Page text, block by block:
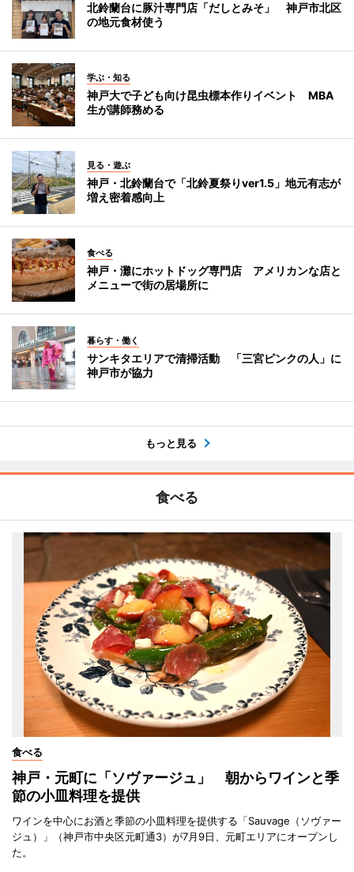
北鈴蘭台に豚汁専門店「だしとみそ」 神戸市北区
の地元食材使う
学ぶ・知る
神戸大で子ども向け昆虫標本作りイベント MBA
生が講師務める
見る・遊ぶ
神戸・北鈴蘭台で「北鈴夏祭りver1.5」地元有志が
増え密着感向上
食べる
神戸・灘にホットドッグ専門店 アメリカンな店と
メニューで街の居場所に
暮らす・働く
サンキタエリアで清掃活動 「三宮ピンクの人」に
神戸市が協力
もっと見る
食べる
食べる
神戸・元町に「ソヴァージュ」 朝からワインと季
節の小皿料理を提供
ワインを中心にお酒と季節の小皿料理を提供する「Sauvage（ソヴァー
ジュ）」（神戸市中央区元町通3）が7月9日、元町エリアにオープンし
た。